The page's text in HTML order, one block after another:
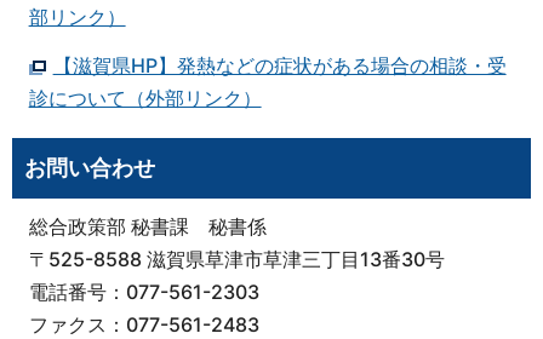
部リンク）
【滋賀県HP】発熱などの症状がある場合の相談・受
診について（外部リンク）
お問い合わせ
総合政策部 秘書課 秘書係
〒525-8588 滋賀県草津市草津三丁目13番30号
電話番号：077-561-2303
ファクス：077-561-2483